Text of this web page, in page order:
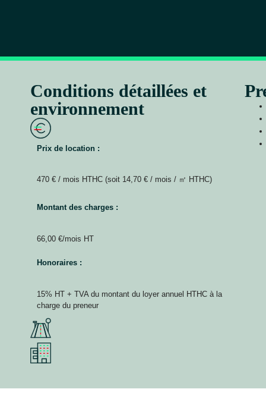
Conditions détaillées et
environnement
Prix de location :
470 € / mois HTHC (soit 14,70 € / mois / ㎡ HTHC)
Montant des charges :
66,00 €/mois HT
Honoraires :
15% HT + TVA du montant du loyer annuel HTHC à la
charge du preneur